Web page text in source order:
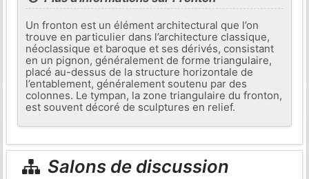
Un fronton est un élément architectural que l’on
trouve en particulier dans l’architecture classique,
néoclassique et baroque et ses dérivés, consistant
en un pignon, généralement de forme triangulaire,
placé au-dessus de la structure horizontale de
l’entablement, généralement soutenu par des
colonnes. Le tympan, la zone triangulaire du fronton,
est souvent décoré de sculptures en relief.
Salons de discussion